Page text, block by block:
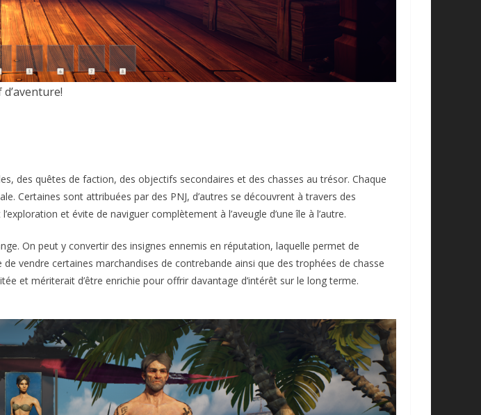
d’aventure!
des quêtes de faction, des objectifs secondaires et des chasses au trésor. Chaque
Certaines sont attribuées par des PNJ, d’autres se découvrent à travers des
et évite de naviguer complètement à l’aveugle d’une île à l’autre.
On peut y convertir des insignes ennemis en réputation, laquelle permet de
vendre certaines marchandises de contrebande ainsi que des trophées de chasse
et mériterait d’être enrichie pour offrir davantage d’intérêt sur le long terme.